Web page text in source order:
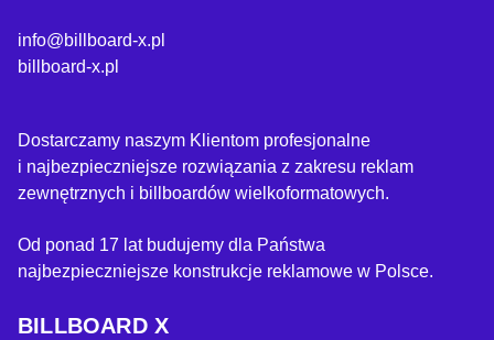
info@billboard-x.pl
billboard-x.pl
Dostarczamy naszym Klientom profesjonalne
i najbezpieczniejsze rozwiązania z zakresu reklam
zewnętrznych i billboardów wielkoformatowych.
Od ponad 17 lat budujemy dla Państwa
najbezpieczniejsze konstrukcje reklamowe w Polsce.
BILLBOARD X